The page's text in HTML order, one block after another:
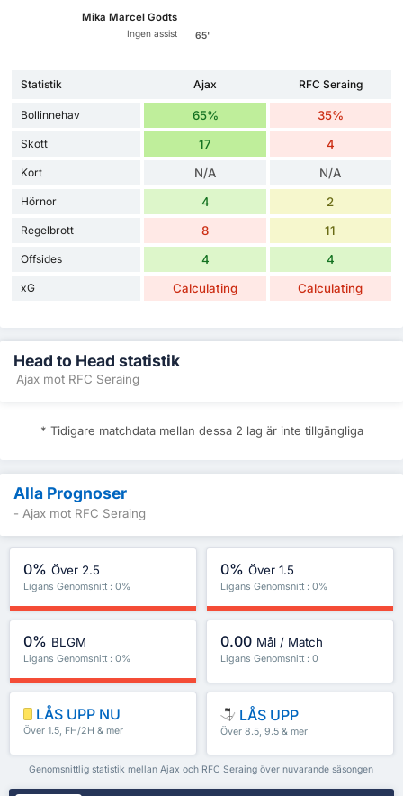
Mika Marcel Godts
Ingen assist 65'
Statistik Ajax RFC Seraing
Bollinnehav 65% 35%
Skott 17 4
Kort N/A N/A
Hörnor 4 2
Regelbrott 8 11
Offsides 4 4
xG Calculating Calculating
Head to Head statistik
Ajax mot RFC Seraing
* Tidigare matchdata mellan dessa 2 lag är inte tillgängliga
Alla Prognoser
- Ajax mot RFC Seraing
0% Över 2.5
Ligans Genomsnitt : 0%
0% Över 1.5
Ligans Genomsnitt : 0%
0% BLGM
Ligans Genomsnitt : 0%
0.00 Mål / Match
Ligans Genomsnitt : 0
LÅS UPP NU
Över 1.5, FH/2H & mer
LÅS UPP
Över 8.5, 9.5 & mer
Genomsnittlig statistik mellan Ajax och RFC Seraing över nuvarande säsongen